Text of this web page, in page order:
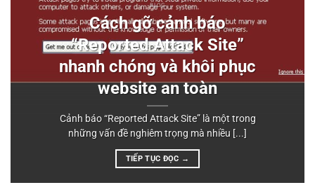
BLOG
Cách gỡ cảnh báo
“Reported Attack Site”
nhanh chóng và khôi phục
website an toàn
Cảnh báo “Reported Attack Site” là một trong
những vấn đề nghiêm trọng mà nhiều [...]
TIẾP TỤC ĐỌC →